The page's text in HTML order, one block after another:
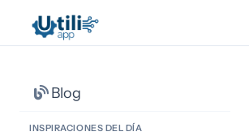
Blog
INSPIRACIONES DEL DÍA